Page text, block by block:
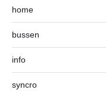
home
bussen
info
syncro